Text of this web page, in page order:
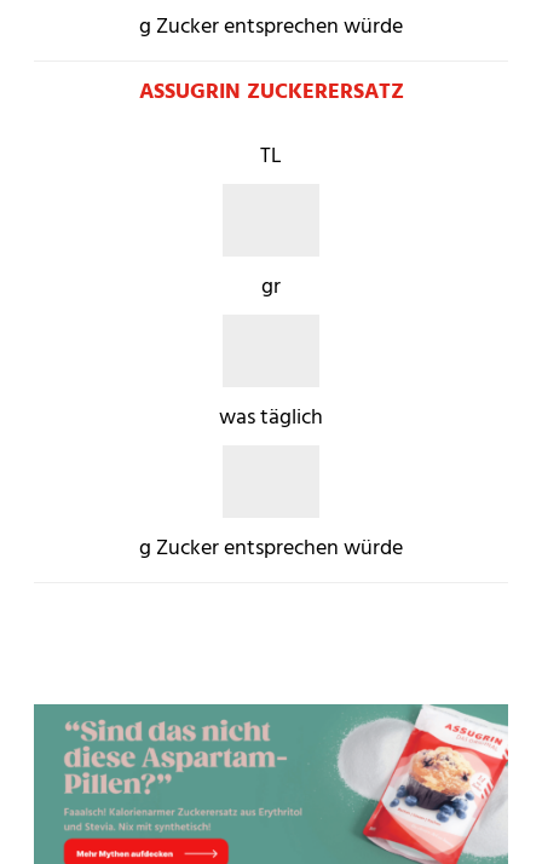
g Zucker entsprechen würde
ASSUGRIN ZUCKERERSATZ
TL
gr
was täglich
g Zucker entsprechen würde